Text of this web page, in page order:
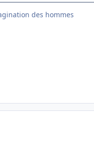
des hommes